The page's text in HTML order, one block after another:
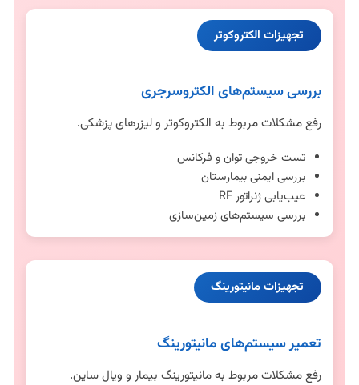
تجهیزات الکتروکوتر
بررسی سیستم‌های الکتروسرجری
رفع مشکلات مربوط به الکتروکوتر و لیزرهای پزشکی.
تست خروجی توان و فرکانس
بررسی ایمنی بیمارستان
عیب‌یابی ژنراتور RF
بررسی سیستم‌های زمین‌سازی
تجهیزات مانیتورینگ
تعمیر سیستم‌های مانیتورینگ
رفع مشکلات مربوط به مانیتورینگ بیمار و ویال ساین.